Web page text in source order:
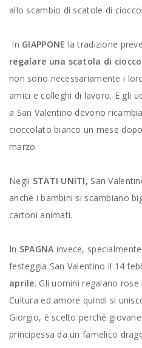
allo scambio di scatole di
In GIAPPONE la tradizione
regalare una scatola di
non sono necessariamente i
amici e colleghi di lavoro. E gli
a San Valentino devono
cioccolato bianco un mese
marzo.
Negli STATI UNITI, San
anche i bambini si scambiano
cartoni animati.
In SPAGNA invece,
festeggia San Valentino il 14
aprile. Gli uomini regalano
Cultura ed amore quindi si
Giorgio, è scelto perché
principessa da un famelico